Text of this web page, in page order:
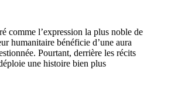
comme l’expression la plus noble de
humanitaire bénéficie d’une aura
Pourtant, derrière les récits
une histoire bien plus